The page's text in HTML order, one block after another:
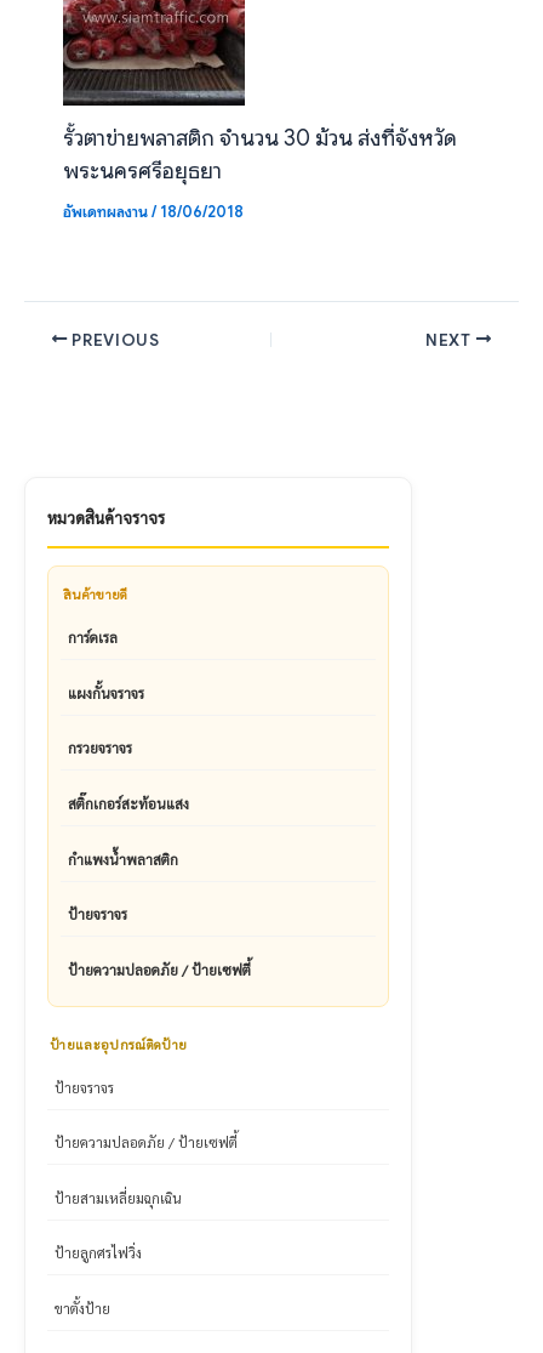
หมวดสินค้าจราจร
สินค้าขายดี
การ์ดเรล
แผงกั้นจราจร
กรวยจราจร
สติ๊กเกอร์สะท้อนแสง
กำแพงน้ำพลาสติก
ป้ายจราจร
ป้ายความปลอดภัย / ป้ายเซฟตี้
ป้ายและอุปกรณ์ติดป้าย
ป้ายจราจร
ป้ายความปลอดภัย / ป้ายเซฟตี้
ป้ายสามเหลี่ยมฉุกเฉิน
ป้ายลูกศรไฟวิ่ง
ขาตั้งป้าย
รั้วตาข่ายพลาสติก จำนวน 30 ม้วน ส่งที่จังหวัด
พระนครศรีอยุธยา
อัพเดทผลงาน/18/06/2018
PREVIOUS NEXT